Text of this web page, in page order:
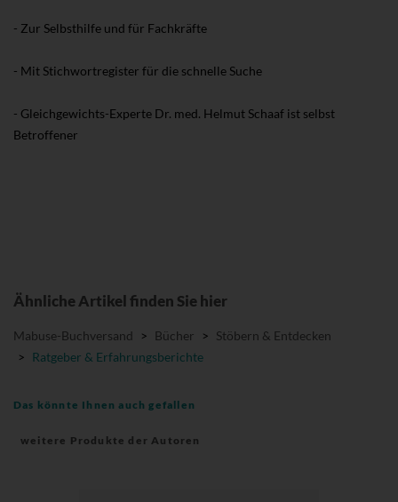
- Zur Selbsthilfe und für Fachkräfte
- Mit Stichwortregister für die schnelle Suche
- Gleichgewichts-Experte Dr. med. Helmut Schaaf ist selbst
Betroffener
Ähnliche Artikel finden Sie hier
Mabuse-Buchversand > Bücher > Stöbern & Entdecken
> Ratgeber & Erfahrungsberichte
Das könnte Ihnen auch gefallen
weitere Produkte der Autoren